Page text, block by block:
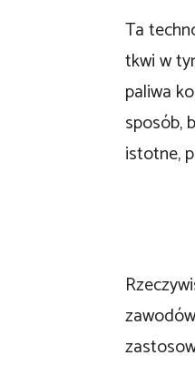
Ta
tkwi w
paliwa
sposób,
istotne,